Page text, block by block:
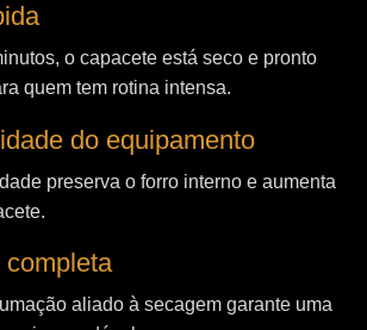
o capacete está seco e pronto
quem tem rotina intensa.
do equipamento
preserva o forro interno e aumenta
aliado à secagem garante uma